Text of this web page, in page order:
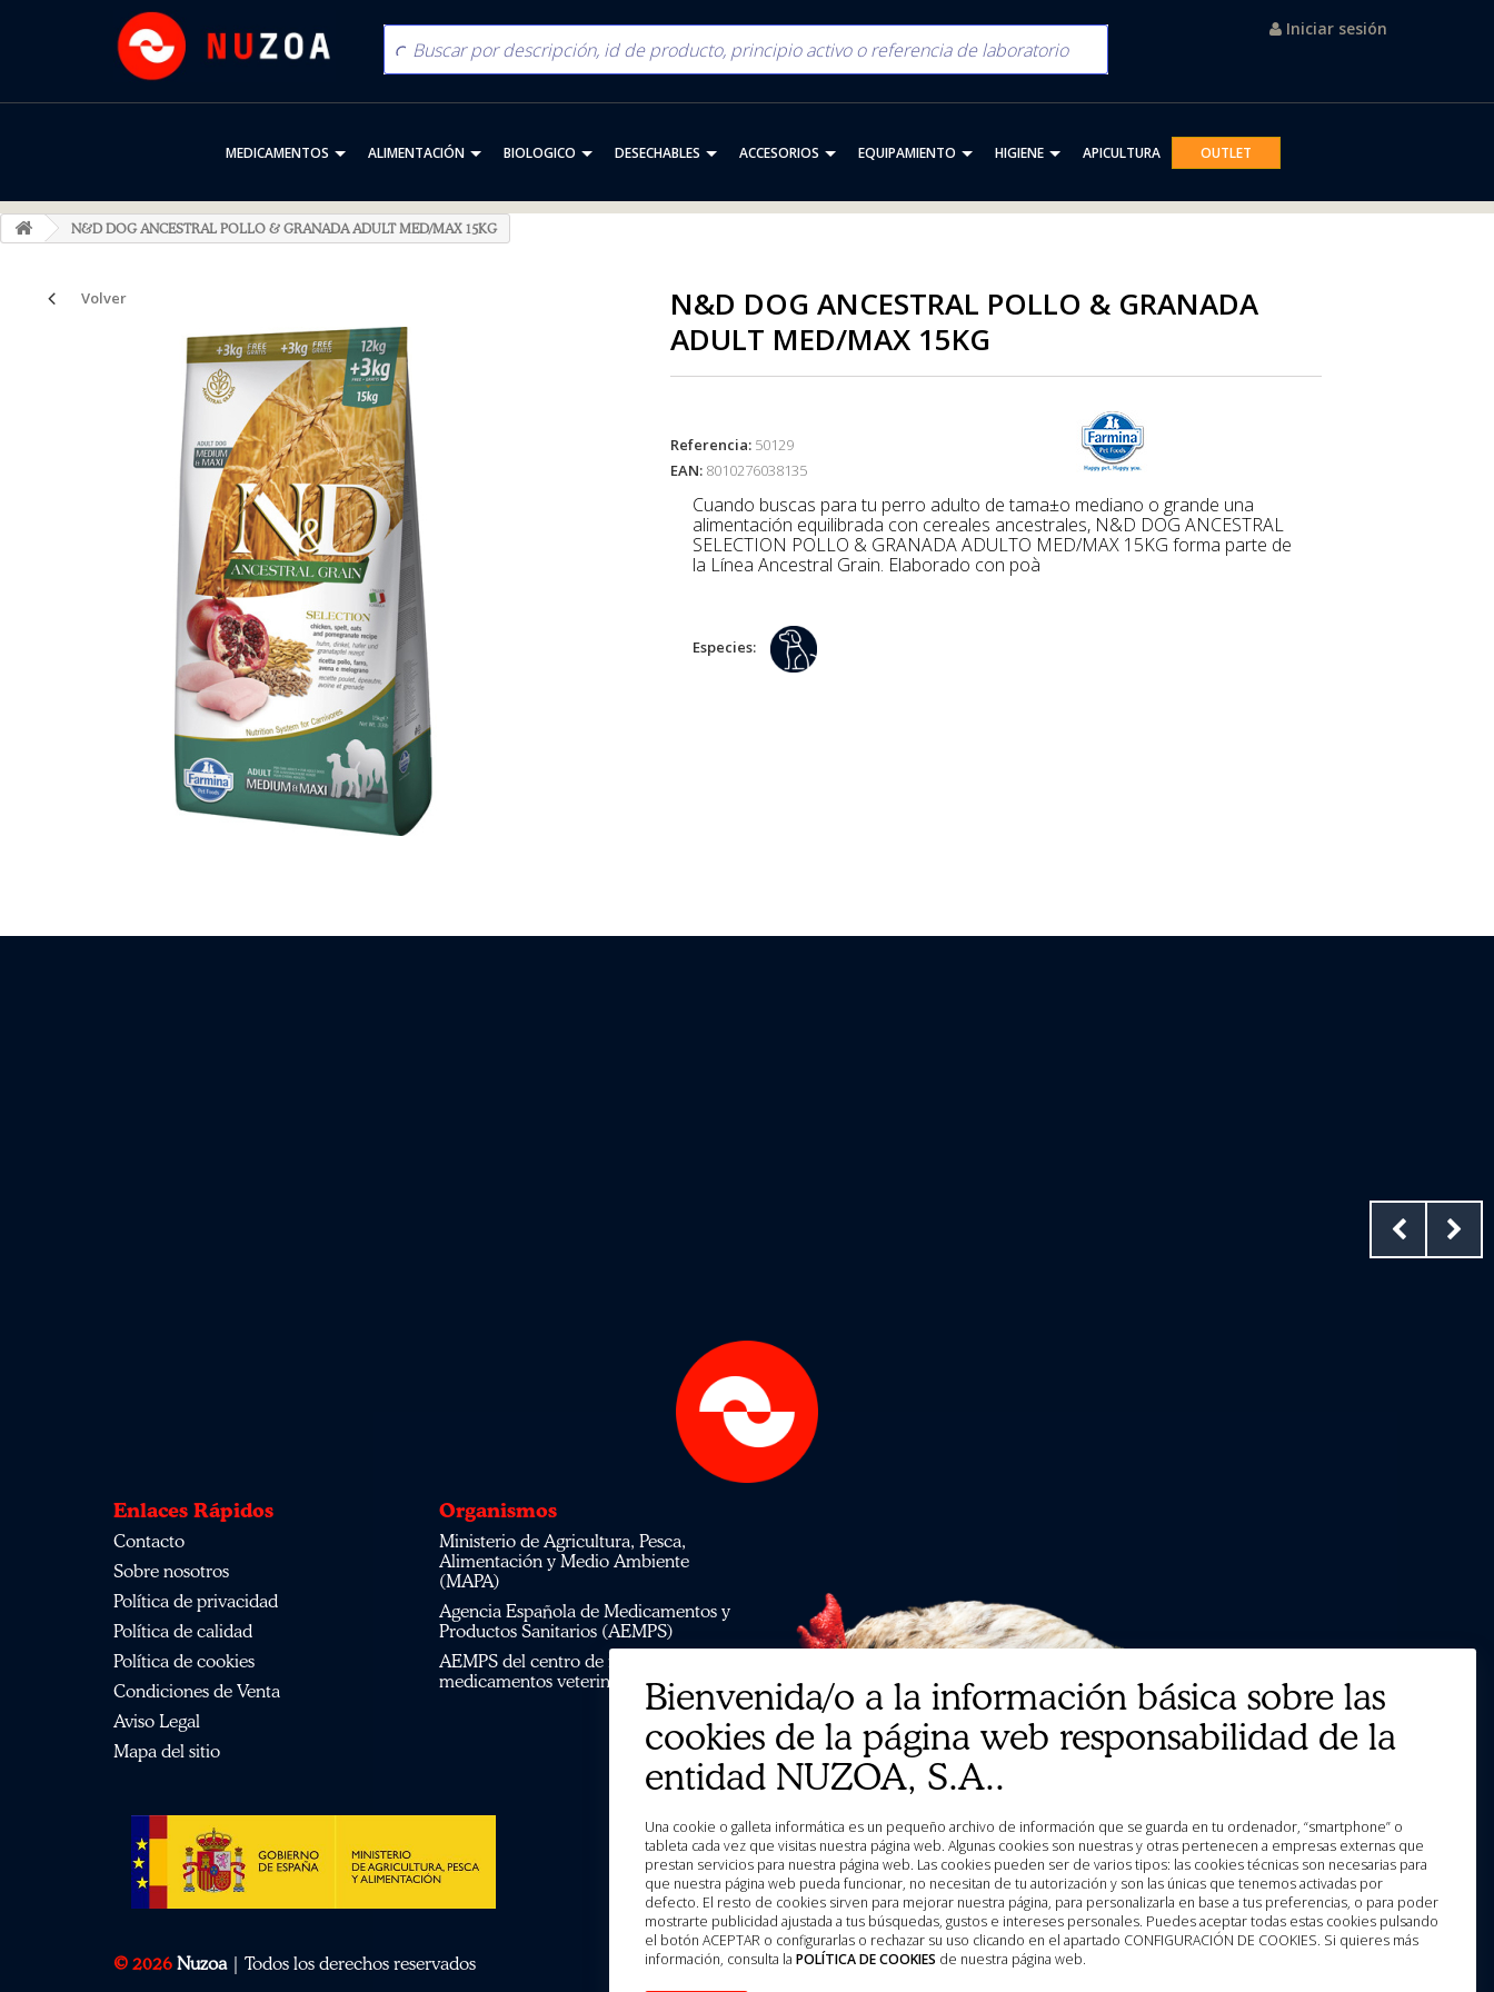
Iniciar sesión
MEDICAMENTOS ALIMENTACIÓN BIOLOGICO DESECHABLES ACCESORIOS EQUIPAMIENTO HIGIENE APICULTURA OUTLET
N&D DOG ANCESTRAL POLLO & GRANADA ADULT MED/MAX 15KG
Volver
N&D DOG ANCESTRAL POLLO & GRANADA
ADULT MED/MAX 15KG
Referencia: 50129
EAN: 8010276038135
Cuando buscas para tu perro adulto de tama±o mediano o grande una
alimentación equilibrada con cereales ancestrales, N&D DOG ANCESTRAL
SELECTION POLLO & GRANADA ADULTO MED/MAX 15KG forma parte de
la Línea Ancestral Grain. Elaborado con poà
Especies:
Enlaces Rápidos
Contacto
Sobre nosotros
Política de privacidad
Política de calidad
Política de cookies
Condiciones de Venta
Aviso Legal
Mapa del sitio
Organismos
Ministerio de Agricultura, Pesca,
Alimentación y Medio Ambiente
(MAPA)
Agencia Española de Medicamentos y
Productos Sanitarios (AEMPS)
AEMPS del centro de información de
medicamentos veterinarios CIMAVET
© 2026 Nuzoa | Todos los derechos reservados
Bienvenida/o a la información básica sobre las
cookies de la página web responsabilidad de la
entidad NUZOA, S.A..
Una cookie o galleta informática es un pequeño archivo de información que se guarda en tu ordenador, “smartphone” o
tableta cada vez que visitas nuestra página web. Algunas cookies son nuestras y otras pertenecen a empresas externas que
prestan servicios para nuestra página web. Las cookies pueden ser de varios tipos: las cookies técnicas son necesarias para
que nuestra página web pueda funcionar, no necesitan de tu autorización y son las únicas que tenemos activadas por
defecto. El resto de cookies sirven para mejorar nuestra página, para personalizarla en base a tus preferencias, o para poder
mostrarte publicidad ajustada a tus búsquedas, gustos e intereses personales. Puedes aceptar todas estas cookies pulsando
el botón ACEPTAR o configurarlas o rechazar su uso clicando en el apartado CONFIGURACIÓN DE COOKIES. Si quieres más
información, consulta laPOLÍTICA DE COOKIES de nuestra página web.